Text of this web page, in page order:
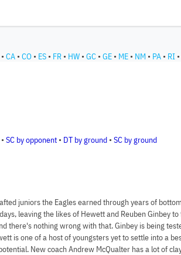
• CA • CO • ES • FR • HW • GC • GE • ME • NM • PA • RI •